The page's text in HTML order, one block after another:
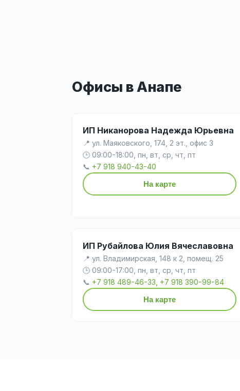
Офисы в Анапе
ИП Никанорова Надежда Юрьевна
📍 ул. Маяковского, 174, 2 эт., офис 3
🕒 09:00-18:00, пн, вт, ср, чт, пт
📞 +7 918 940-43-40
На карте
ИП Рубайлова Юлия Вячеславовна
📍 ул. Владимирская, 148 к 2, помещ. 25
🕒 09:00-17:00, пн, вт, ср, чт, пт
📞 +7 918 489-46-33, +7 918 390-99-84
На карте